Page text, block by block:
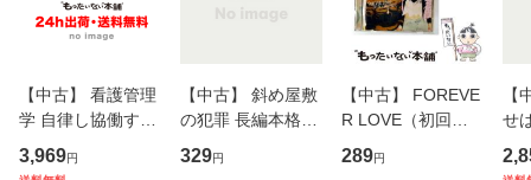
【中古】 看護管理
学 自律し協働する
専門職の看護マネ
ジメントスキル 改
3,969円
【中古】 斜め屋敷
の犯罪 長編本格推
理小説 (光文社文
庫) / 島田荘司 / 光
329円
【中古】 FOREVE
R LOVE（初回生
産限定盤） / 清水
翔太×加藤ミリヤ /
289円
【
せ
タ